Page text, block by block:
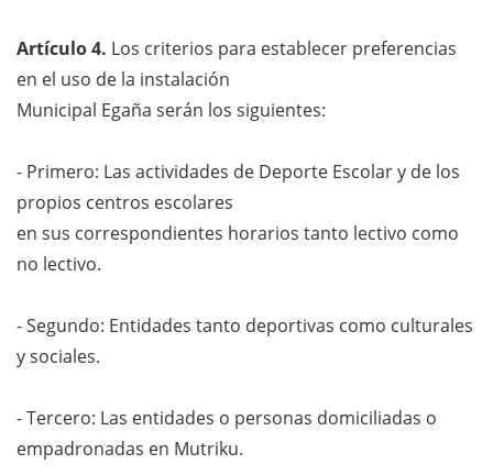
Artículo 4. Los criterios para establecer preferencias
en el uso de la instalación
Municipal Egaña serán los siguientes:
- Primero: Las actividades de Deporte Escolar y de los
propios centros escolares
en sus correspondientes horarios tanto lectivo como
no lectivo.
- Segundo: Entidades tanto deportivas como culturales
y sociales.
- Tercero: Las entidades o personas domiciliadas o
empadronadas en Mutriku.